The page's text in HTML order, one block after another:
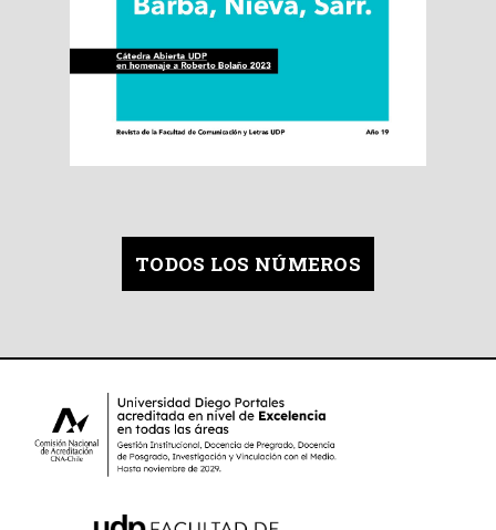
TODOS LOS NÚMEROS